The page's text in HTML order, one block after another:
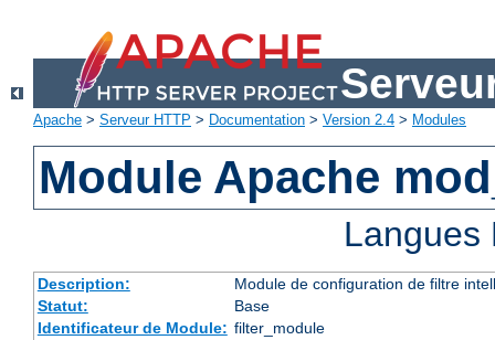
Apache > Serveur HTTP > Documentation > Version 2.4 > Modules
Module Apache
Description:
Module de configuration de filtre
Statut:
Base
Identificateur de Module: filter_module